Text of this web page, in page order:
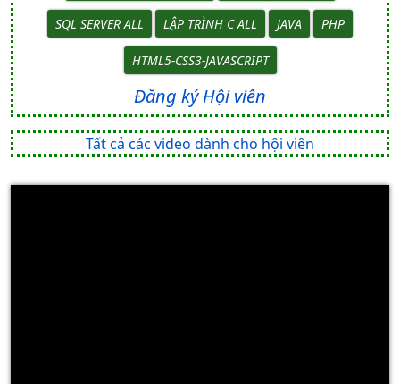
SQL SERVER ALL LẬP TRÌNH C ALL JAVA PHP
HTML5-CSS3-JAVASCRIPT
Đăng ký Hội viên
Tất cả các video dành cho hội viên